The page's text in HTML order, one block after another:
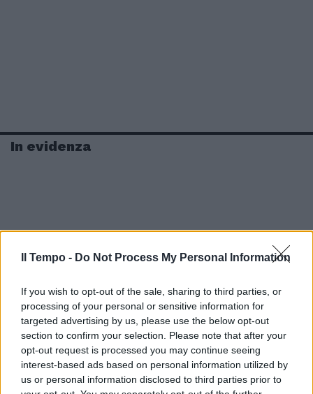
Il Tempo - Do Not Process My Personal Information
If you wish to opt-out of the sale, sharing to third parties, or
processing of your personal or sensitive information for
targeted advertising by us, please use the below opt-out
section to confirm your selection. Please note that after your
opt-out request is processed you may continue seeing
interest-based ads based on personal information utilized by
us or personal information disclosed to third parties prior to
In evidenza